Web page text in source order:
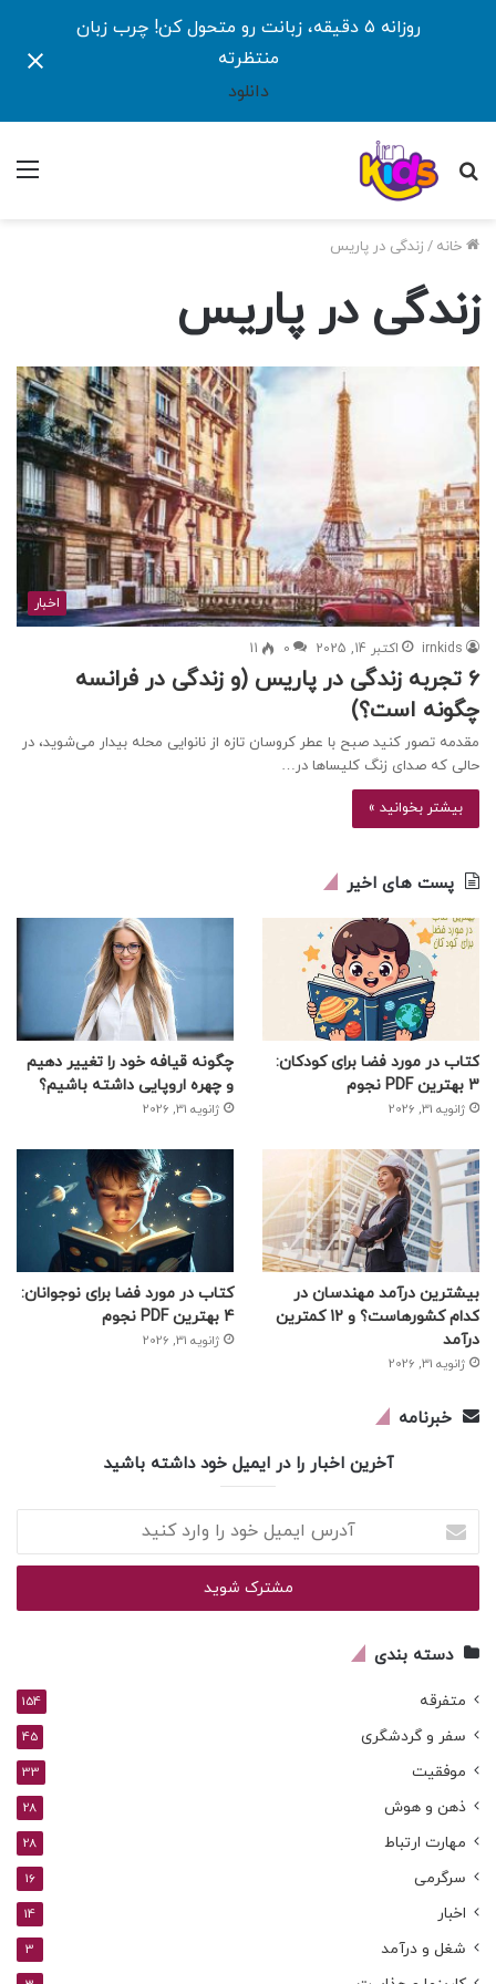
روزانه ۵ دقیقه، زبانت رو متحول کن! چرب زبان
منتظرته
دانلود
جستجو
خانه / زندگی در پاریس
زندگی در پاریس
اخبار
irnkids اکتبر 14, 2025 0
11
۶ تجربه زندگی در پاریس (و زندگی در فرانسه
چگونه است؟)
مقدمه تصور کنید صبح با عطر کروسان تازه از نانوایی محله بیدار می‌شوید، در
حالی که صدای زنگ کلیساها در…
بیشتر بخوانید »
پست های اخیر
کتاب در مورد فضا برای کودکان:
3 بهترین PDF نجوم
ژانویه 31, 2026
چگونه قیافه خود را تغییر دهیم
و چهره اروپایی داشته باشیم؟
ژانویه 31, 2026
بیشترین درآمد مهندسان در
کدام کشورهاست؟ و 12 کمترین
درآمد
ژانویه 31, 2026
کتاب در مورد فضا برای نوجوانان:
4 بهترین PDF نجوم
ژانویه 31, 2026
خبرنامه
آخرین اخبار را در ایمیل خود داشته باشید
ایمیل
خود
وارد
دسته بندی
متفرقه 154
سفر و گردشگری 45
موفقیت 33
ذهن و هوش 28
مهارت ارتباط 28
سرگرمی 16
اخبار 14
شغل و درآمد 3